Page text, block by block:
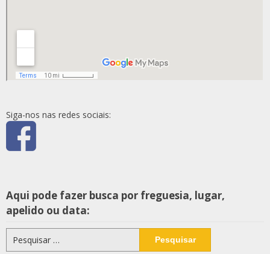
Siga-nos nas redes sociais:
Aqui pode fazer busca por freguesia, lugar,
apelido ou data:
por: